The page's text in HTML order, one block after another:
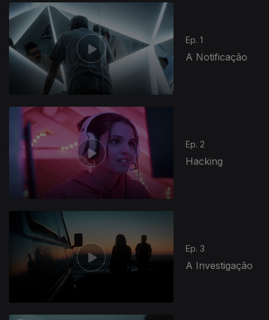
Ep. 1
A Notificação
Ep. 2
Hacking
Ep. 3
A Investigação